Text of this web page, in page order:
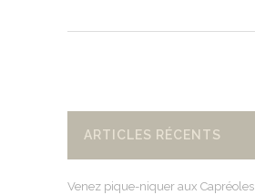
ARTICLES RÉCENTS
Venez pique-niquer aux Capréoles